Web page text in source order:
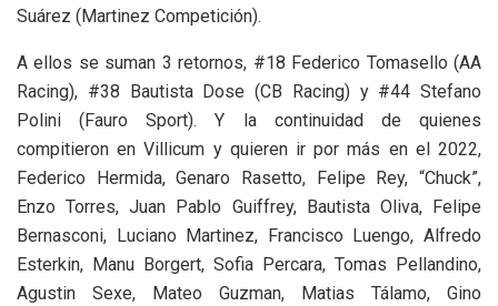
Suárez (Martinez Competición).
A ellos se suman 3 retornos, #18 Federico Tomasello (AA
Racing), #38 Bautista Dose (CB Racing) y #44 Stefano
Polini (Fauro Sport). Y la continuidad de quienes
compitieron en Villicum y quieren ir por más en el 2022,
Federico Hermida, Genaro Rasetto, Felipe Rey, “Chuck”,
Enzo Torres, Juan Pablo Guiffrey, Bautista Oliva, Felipe
Bernasconi, Luciano Martinez, Francisco Luengo, Alfredo
Esterkin, Manu Borgert, Sofia Percara, Tomas Pellandino,
Agustin Sexe, Mateo Guzman, Matias Tálamo, Gino